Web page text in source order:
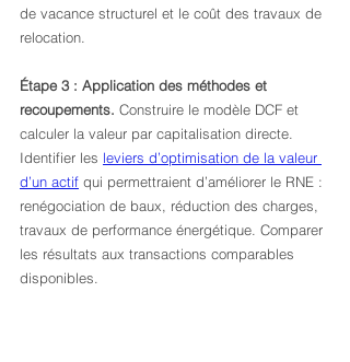
de vacance structurel et le coût des travaux de
relocation.
Étape 3 : Application des méthodes et
recoupements. Construire le modèle DCF et
calculer la valeur par capitalisation directe.
Identifier les leviers d’optimisation de la valeur
d’un actif qui permettraient d’améliorer le RNE :
renégociation de baux, réduction des charges,
travaux de performance énergétique. Comparer
les résultats aux transactions comparables
disponibles.